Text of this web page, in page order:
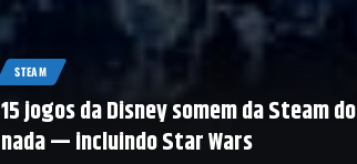
STEAM
15 jogos da Disney somem da Steam do
nada — incluindo Star Wars